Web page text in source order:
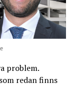
problem.
redan finns